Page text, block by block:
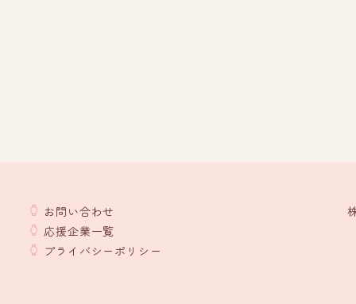
お問い合わせ
応援企業一覧
プライバシーポリシー